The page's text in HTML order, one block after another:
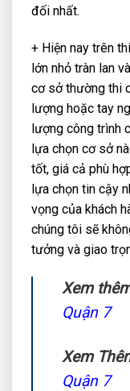
đối nhất.
+ Hiện nay trên
lớn nhỏ tràn lan
cơ sở thường thi
lượng hoặc tay
lượng công trình
lựa chọn cơ sở
tốt, giá cả phù
lựa chọn tin cậy
vọng của khách
chúng tôi sẽ
tưởng và giao
Xem
Quận 7
Xem
Quận 7